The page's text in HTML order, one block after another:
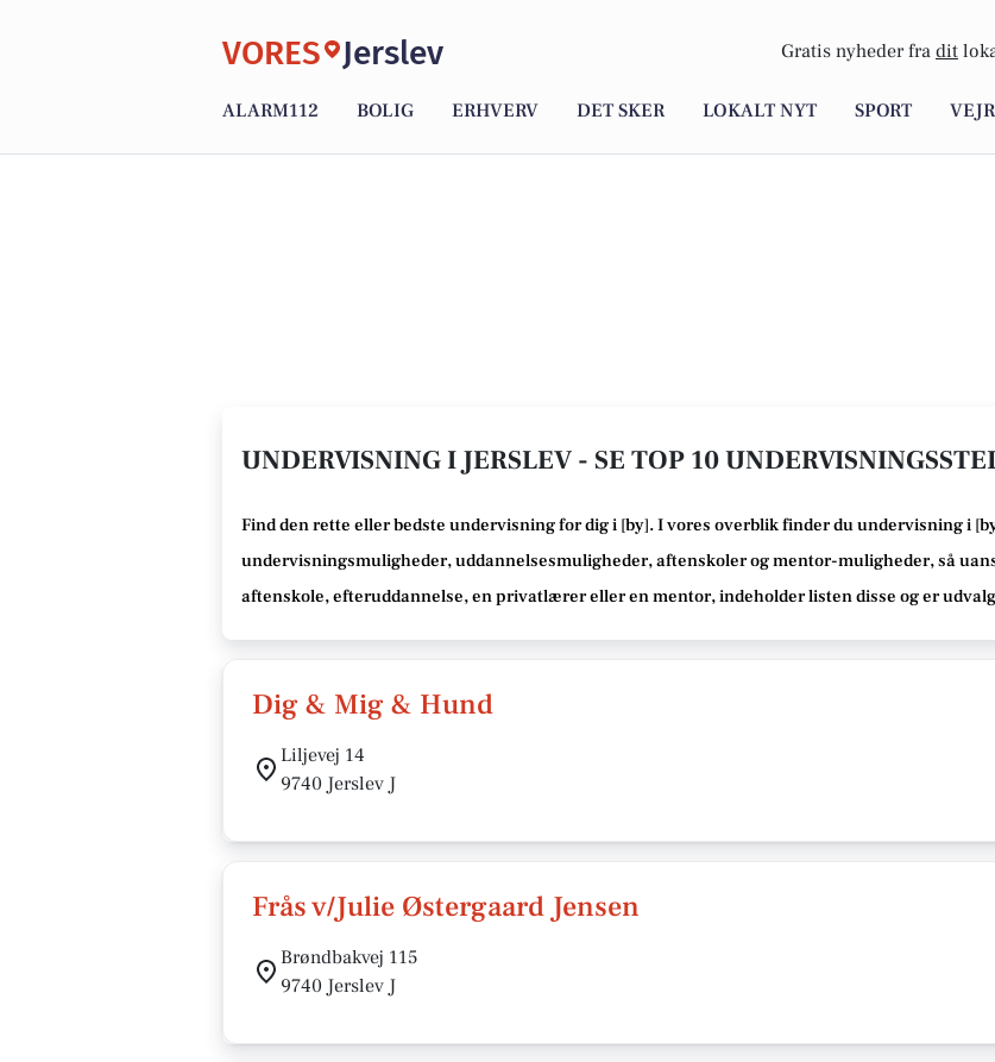
VORES Jerslev Gratis nyheder fra dit
ALARM112 BOLIG ERHVERV DET SKER LOKALT NYT SPORT
UNDERVISNING I JERSLEV - SE TOP 10
Find den rette eller bedste undervisningfor dig i [by]. I vores overblik finder du undervisning i [
undervisningsmuligheder, uddannelsesmuligheder, aftenskoler og mentor-muligheder, så
aftenskole, efteruddannelse, en privatlærer eller en mentor, indeholder listen disse og er
Dig & Mig & Hund
Liljevej 14
9740 Jerslev J
Frås v/Julie Østergaard Jensen
Brøndbakvej 115
9740 Jerslev J